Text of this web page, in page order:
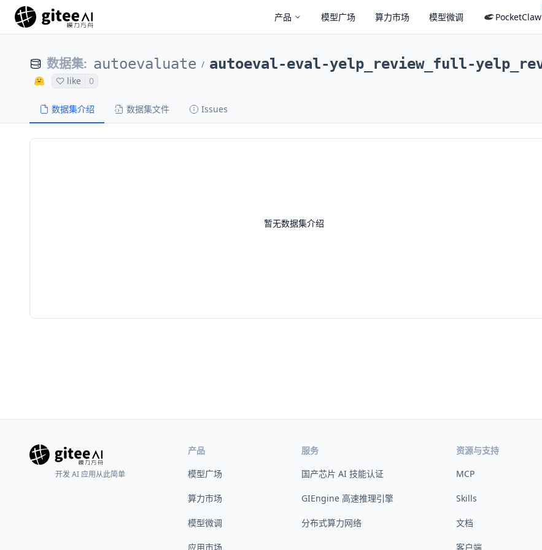
产品 模型广场 算力市场 模型微调 PocketClaw
数据集: autoevaluate / autoeval-eval-yelp_review_full-
like 0
数据集介绍 数据集文件 Issues
暂无数据集介绍
开发 AI 应用从此简单
产品
模型广场
算力市场
模型微调
应用市场
服务
国产芯片 AI 技能认证
GIEngine 高速推理引擎
分布式算力网络
资源与支持
MCP
Skills
文档
客户端